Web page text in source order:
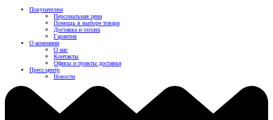
Покупателям
Персональная цена
Помощь в выборе товара
Доставка и оплата
Гарантия
О компании
О нас
Контакты
Офисы и пункты доставки
Пресс-центр
Новости